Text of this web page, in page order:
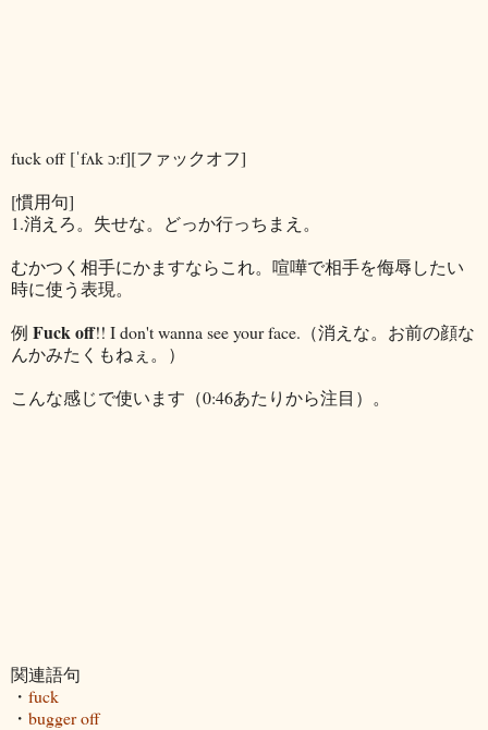
fuck off [ˈfʌk ɔ:f][ファックオフ]
[慣用句]
1.消えろ。失せな。どっか行っちまえ。
むかつく相手にかますならこれ。喧嘩で相手を侮辱したい
時に使う表現。
例 Fuck off!! I don't wanna see your face.（消えな。お前の顔な
んかみたくもねぇ。）
こんな感じで使います（0:46あたりから注目）。
関連語句
・ fuck
・ bugger off